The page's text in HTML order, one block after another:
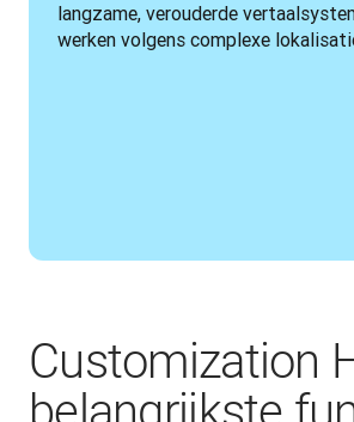
langzame, verouderde
werken volgens complexe
Customization